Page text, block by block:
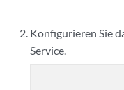
Konfigurieren Sie
Service.